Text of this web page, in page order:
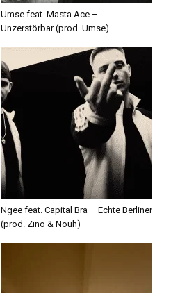
Umse feat. Masta Ace –
Unzerstörbar (prod. Umse)
Ngee feat. Capital Bra – Echte Berliner
(prod. Zino & Nouh)